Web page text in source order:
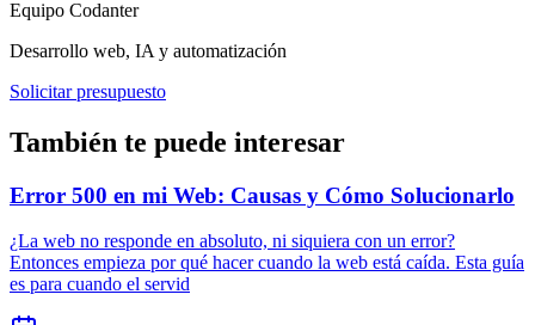
Equipo Codanter
Desarrollo web, IA y automatización
Solicitar presupuesto
También te puede interesar
Error 500 en mi Web: Causas y Cómo Solucionarlo
¿La web no responde en absoluto, ni siquiera con un error?
Entonces empieza por qué hacer cuando la web está caída. Esta guía
es para cuando el servid